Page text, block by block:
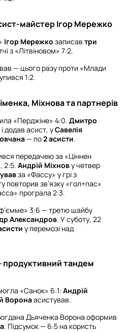
майстер Ігор Мережко
Ігор Мережко записав три
з «Літвіновом» 7:2.
— цього разу проти «Млади
1:2.
Міхнова та партнерів
«Перджіне» 4:0. Дмитро
і додав асист, уСавелія
— по2 асисти.
передачею за «Ціннен
2:5. Андрій Міхнову четвер
за «Фассу» у грі з
повторив зв’язку «гол+пас»
програла 2:3.
3:6 — третю шайбу
Александров. У суботу, 22
у перемозі над
продуктивний тандем
«Санок» 6:1: Андрій
Воронаасистував.
Дьяченка Ворона оформив
. Підсумок — 6:5 на користь